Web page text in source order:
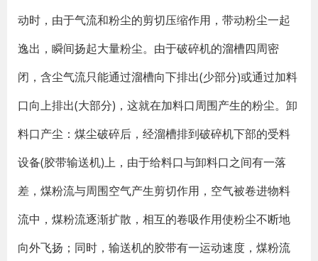
动时，由于气流和粉尘的剪切压缩作用，带动粉尘一起
逸出，瞬间扬起大量粉尘。由于破碎机的溜槽四周密
闭，含尘气流只能通过溜槽向下排出(少部分)或通过加料
口向上排出(大部分)，这就在加料口周围产生的粉尘。卸
料口产尘：煤尘破碎后，经溜槽排到破碎机下部的受料
设备(胶带输送机)上，由于给料口与卸料口之间有一落
差，煤粉流与周围空气产生剪切作用，空气被卷进物料
流中，煤粉流逐渐扩散，相互的卷吸作用使粉尘不断地
向外飞扬；同时，输送机的胶带有一运动速度，煤粉流